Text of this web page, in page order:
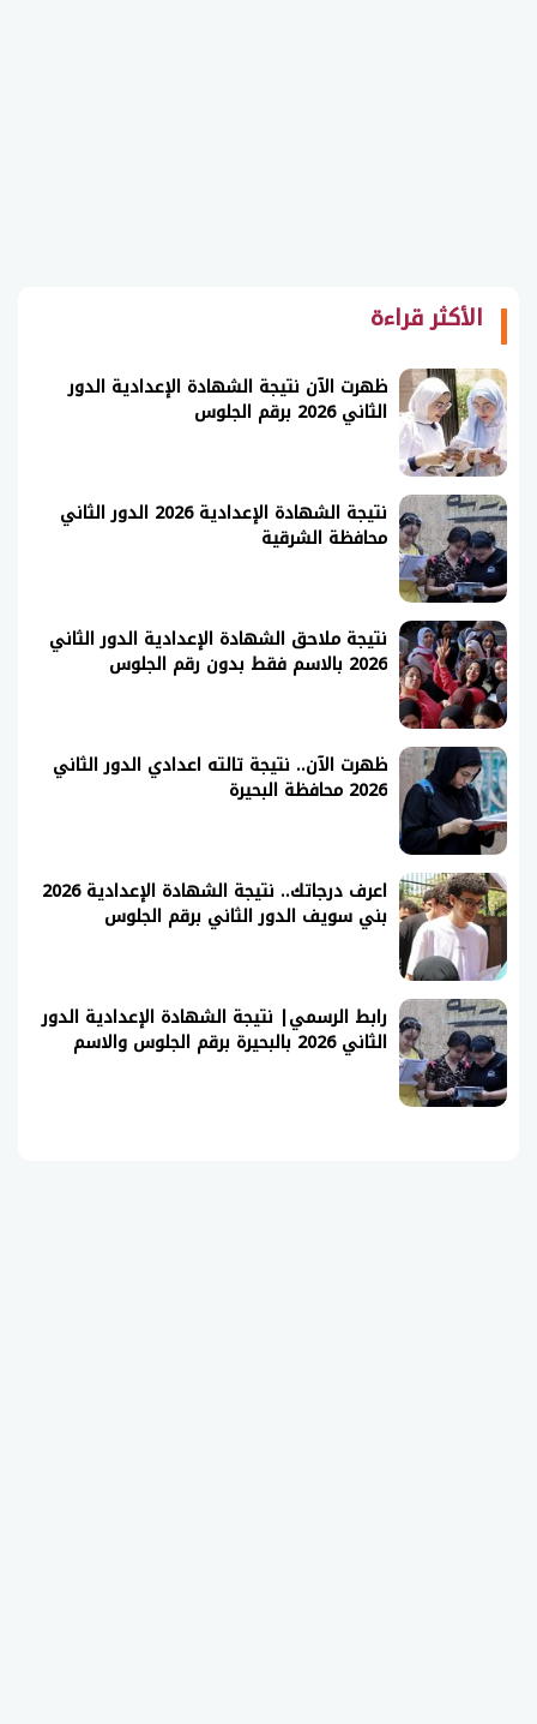
الأكثر قراءة
ظهرت الآن نتيجة الشهادة الإعدادية الدور
الثاني 2026 برقم الجلوس
نتيجة الشهادة الإعدادية 2026 الدور الثاني
محافظة الشرقية
نتيجة ملاحق الشهادة الإعدادية الدور الثاني
2026 بالاسم فقط بدون رقم الجلوس
ظهرت الآن.. نتيجة تالته اعدادي الدور الثاني
2026 محافظة البحيرة
اعرف درجاتك.. نتيجة الشهادة الإعدادية 2026
بني سويف الدور الثاني برقم الجلوس
رابط الرسمي| نتيجة الشهادة الإعدادية الدور
الثاني 2026 بالبحيرة برقم الجلوس والاسم